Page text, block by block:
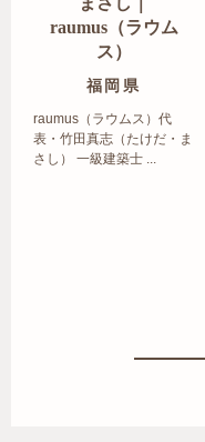
raumus（ラウム
ス）
福岡県
raumus（ラウムス）代
表・竹田真志（たけだ・ま
さし） 一級建築士 ...